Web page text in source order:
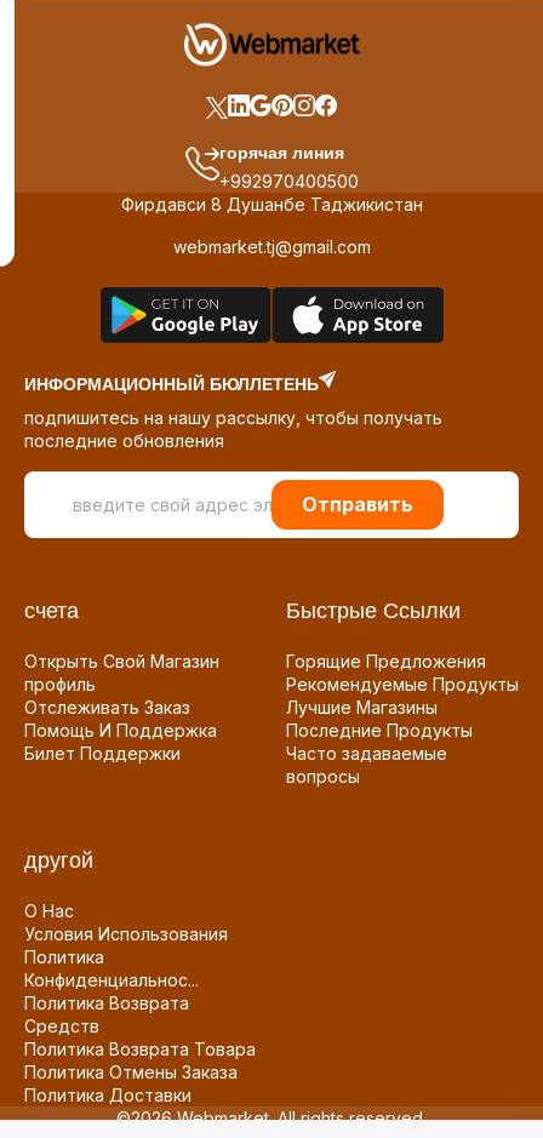
горячая линия
+992970400500
Фирдавси 8 Душанбе Таджикистан
webmarket.tj@gmail.com
ИНФОРМАЦИОННЫЙ БЮЛЛЕТЕНЬ
подпишитесь на нашу рассылку, чтобы получать
последние обновления
Отправить
счета
Открыть Свой Магазин
профиль
Отслеживать Заказ
Помощь И Поддержка
Билет Поддержки
Быстрые Ссылки
Горящие Предложения
Рекомендуемые Продукты
Лучшие Магазины
Последние Продукты
Часто задаваемые
вопросы
другой
О Нас
Условия Использования
Политика
Конфиденциальнос...
Политика Возврата
Средств
Политика Возврата Товара
Политика Отмены Заказа
Политика Доставки
©2026 Webmarket. All rights reserved.